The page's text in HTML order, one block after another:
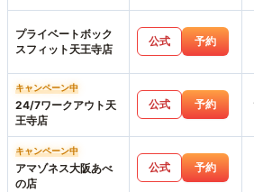
プライベートボック
スフィット天王寺店
公式 予約
キャンペーン中
24/7ワークアウト天
王寺店
公式 予約
キャンペーン中
アマゾネス大阪あべ
の店
公式 予約